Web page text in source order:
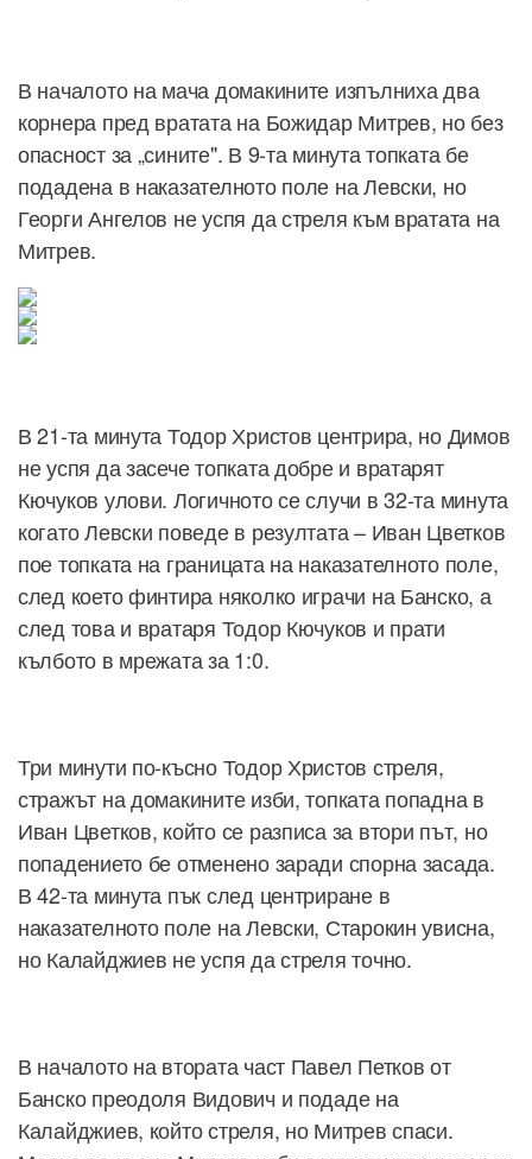
В началото на мача домакините изпълниха два
корнера пред вратата на Божидар Митрев, но без
опасност за „сините". В 9-та минута топката бе
подадена в наказателното поле на Левски, но
Георги Ангелов не успя да стреля към вратата на
Митрев.
В 21-та минута Тодор Христов центрира, но Димов
не успя да засече топката добре и вратарят
Кючуков улови. Логичното се случи в 32-та минута
когато Левски поведе в резултата – Иван Цветков
пое топката на границата на наказателното поле,
след което финтира няколко играчи на Банско, а
след това и вратаря Тодор Кючуков и прати
кълбото в мрежата за 1:0.
Три минути по-късно Тодор Христов стреля,
стражът на домакините изби, топката попадна в
Иван Цветков, който се разписа за втори път, но
попадението бе отменено заради спорна засада.
В 42-та минута пък след центриране в
наказателното поле на Левски, Старокин увисна,
но Калайджиев не успя да стреля точно.
В началото на втората част Павел Петков от
Банско преодоля Видович и подаде на
Калайджиев, който стреля, но Митрев спаси.